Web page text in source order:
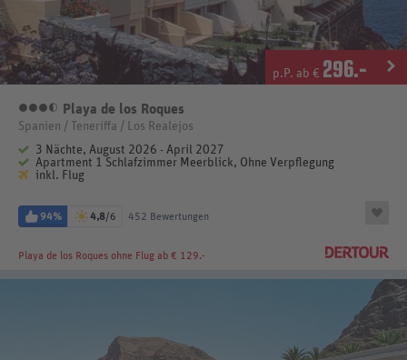
p.P. ab € 296.-
3,5 Sterne
Playa de los Roques
Spanien / Teneriffa / Los Realejos
3 Nächte, August 2026 - April 2027
Apartment 1 Schlafzimmer Meerblick, Ohne Verpflegung
inkl. Flug
94% 4,8/6 452 Bewertungen
Playa de los Roques ohne Flug ab € 129.-